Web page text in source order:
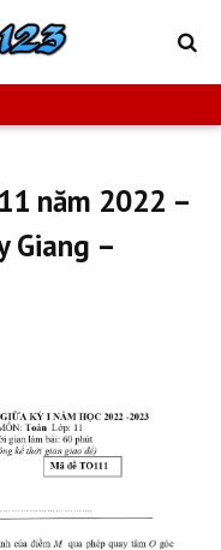
năm 2022 –
Giang –